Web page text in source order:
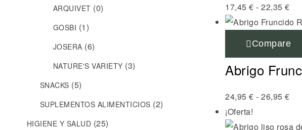
17,45 € - 22,35 €
Compare
Abrigo
24,95 € - 26,95 €
¡Oferta!
ARQUIVET (0)
GOSBI (1)
JOSERA (6)
NATURE'S VARIETY (3)
SNACKS (5)
SUPLEMENTOS ALIMENTICIOS (2)
HIGIENE Y SALUD (25)